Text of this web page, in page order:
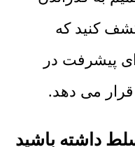
کنید که
پیشرفت در
قرار می دهد.
داشته باشید